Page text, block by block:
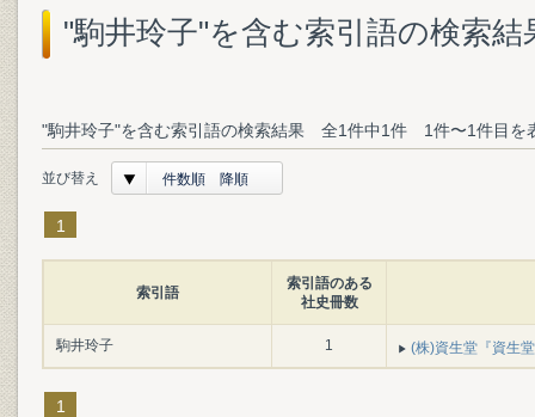
"駒井玲子"を含む索引語の検索結
"駒井玲子"を含む索引語の検索結果 全1件中1件 1件〜1件目を
並び替え 件数順 降順
1
索引語
索引語のある
社史冊数
駒井玲子 1 (株)資生堂『資生
1